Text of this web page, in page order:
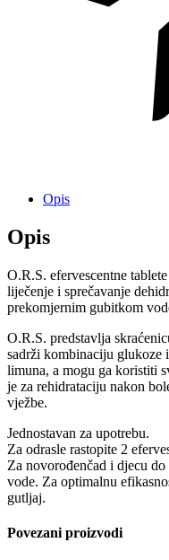
Opis
Opis
O.R.S. efervescentne
liječenje i sprečavanje
prekomjernim gubitkom
O.R.S. predstavlja
sadrži kombinaciju glukoze
limuna, a mogu ga koristiti
je za rehidrataciju nakon
vježbe.
Jednostavan za upotrebu.
Za odrasle rastopite 2
Za novorođenčad i djecu
vode. Za optimalnu
gutljaj.
Povezani proizvodi